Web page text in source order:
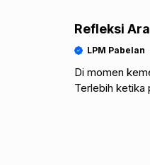
Refleksi
LPM Pabelan
Di momen
Terlebih ketika